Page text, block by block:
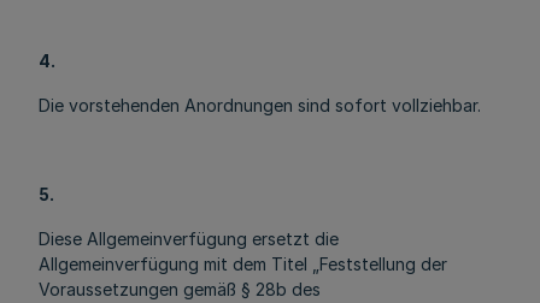
4.
Die vorstehenden Anordnungen sind sofort vollziehbar.
5.
Diese Allgemeinverfügung ersetzt die
Allgemeinverfügung mit dem Titel „Feststellung der
Voraussetzungen gemäß § 28b des